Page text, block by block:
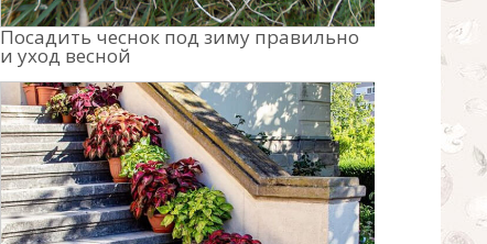
Посадить чеснок под зиму правильно
и уход весной